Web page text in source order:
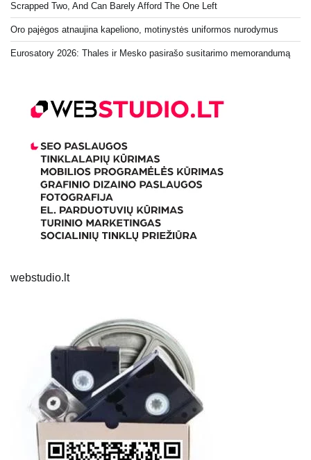
Scrapped Two, And Can Barely Afford The One Left
Oro pajėgos atnaujina kapeliono, motinystės uniformos nurodymus
Eurosatory 2026: Thales ir Mesko pasirašo susitarimo memorandumą
webstudio.lt